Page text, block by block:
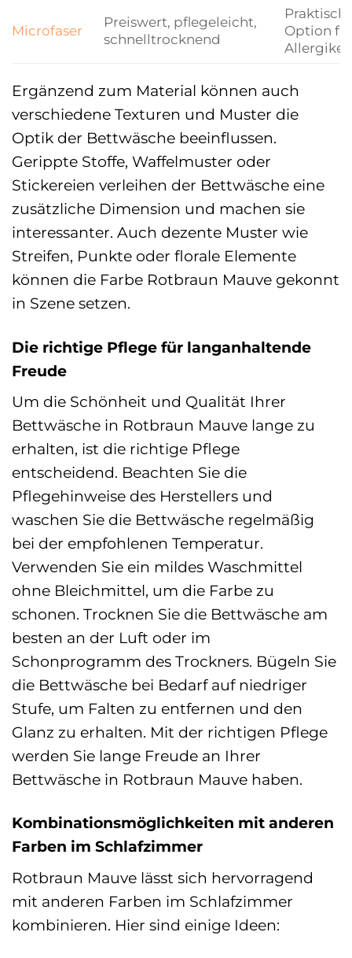
Microfaser
Preiswert, pflegeleicht,
schnelltrocknend
Option
Allergiker
Ergänzend zum Material können auch
verschiedene Texturen und Muster die
Optik der Bettwäsche beeinflussen.
Gerippte Stoffe, Waffelmuster oder
Stickereien verleihen der Bettwäsche eine
zusätzliche Dimension und machen sie
interessanter. Auch dezente Muster wie
Streifen, Punkte oder florale Elemente
können die Farbe Rotbraun Mauve gekonnt
in Szene setzen.
Die richtige Pflege für langanhaltende
Freude
Um die Schönheit und Qualität Ihrer
Bettwäsche in Rotbraun Mauve lange zu
erhalten, ist die richtige Pflege
entscheidend. Beachten Sie die
Pflegehinweise des Herstellers und
waschen Sie die Bettwäsche regelmäßig
bei der empfohlenen Temperatur.
Verwenden Sie ein mildes Waschmittel
ohne Bleichmittel, um die Farbe zu
schonen. Trocknen Sie die Bettwäsche am
besten an der Luft oder im
Schonprogramm des Trockners. Bügeln Sie
die Bettwäsche bei Bedarf auf niedriger
Stufe, um Falten zu entfernen und den
Glanz zu erhalten. Mit der richtigen Pflege
werden Sie lange Freude an Ihrer
Bettwäsche in Rotbraun Mauve haben.
Kombinationsmöglichkeiten mit anderen
Farben im Schlafzimmer
Rotbraun Mauve lässt sich hervorragend
mit anderen Farben im Schlafzimmer
kombinieren. Hier sind einige Ideen: